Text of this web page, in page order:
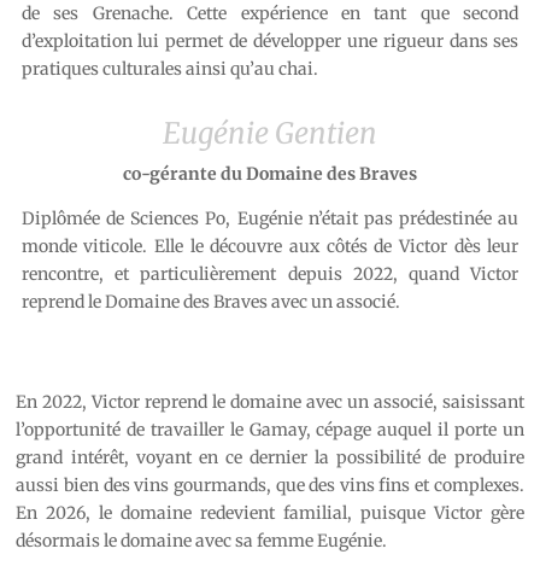
de ses Grenache. Cette expérience en tant que second
d’exploitation lui permet de développer une rigueur dans ses
pratiques culturales ainsi qu’au chai.
Eugénie Gentien
co-gérante du Domaine des Braves
Diplômée de Sciences Po, Eugénie n’était pas prédestinée au
monde viticole. Elle le découvre aux côtés de Victor dès leur
rencontre, et particulièrement depuis 2022, quand Victor
reprend le Domaine des Braves avec un associé.
En 2022, Victor reprend le domaine avec un associé, saisissant
l’opportunité de travailler le Gamay, cépage auquel il porte un
grand intérêt, voyant en ce dernier la possibilité de produire
aussi bien des vins gourmands, que des vins fins et complexes.
En 2026, le domaine redevient familial, puisque Victor gère
désormais le domaine avec sa femme Eugénie.